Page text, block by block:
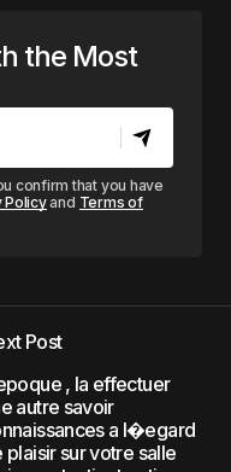
the Most
confirm that you have
Policyand Terms of
Post
, la effectuer
autre savoir
a l�egard
plaisir sur votre salle